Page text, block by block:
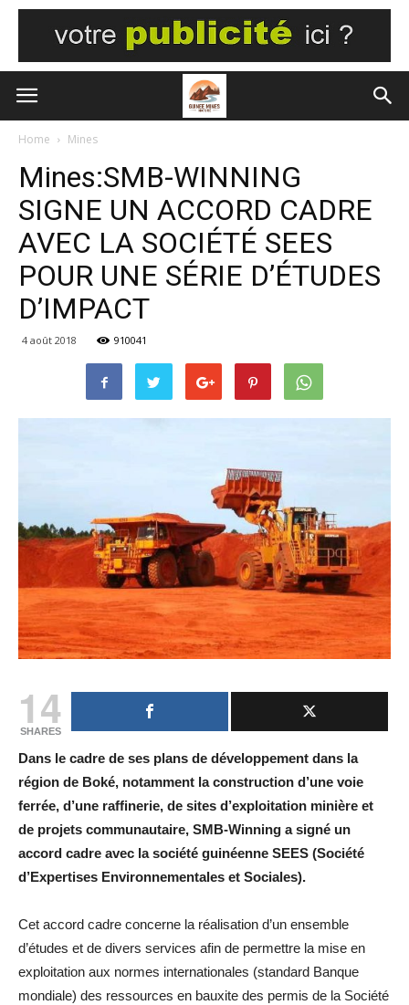
Home Mines
Mines:SMB-WINNING
SIGNE UN ACCORD CADRE
AVEC LA SOCIÉTÉ SEES
POUR UNE SÉRIE D’ÉTUDES
D’IMPACT
4 août 2018 910041
14
SHARES
Dans le cadre de ses plans de développement dans la
région de Boké, notamment la construction d’une voie
ferrée, d’une raffinerie, de sites d’exploitation minière et
de projets communautaire, SMB-Winning a signé un
accord cadre avec la société guinéenne SEES (Société
d’Expertises Environnementales et Sociales).
Cet accord cadre concerne la réalisation d’un ensemble
d’études et de divers services afin de permettre la mise en
exploitation aux normes internationales (standard Banque
mondiale) des ressources en bauxite des permis de la Société